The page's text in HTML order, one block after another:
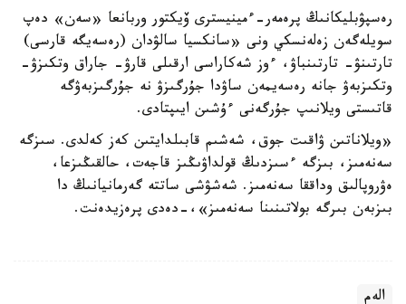
رەسپۋبليكانىڭ پرەمەر-ءمينيسترى ۆيكتور وربانعا «سەن» دەپ
سويلەگەن زەلەنسكي ونى «سانكسيا سالۋدان (رەسەيگە قارسى)
تارتىنۋ- تارتىنباۋ، ءوز شەكاراسى ارقىلى قارۋ- جاراق وتكىزۋ-
وتكىزبەۋ جانە رەسەيمەن ساۋدا جۇرگىزۋ نە جۇرگىزبەۋگە
قاتىستى ويلانىپ جۇرگەنى ءۇشىن ايىپتادى.
«ويلاناتىن ۋاقىت جوق، شەشىم قابىلدايتىن كەز كەلدى. سىزگە
سەنەمىز، بىزگە ءسىزدىڭ قولداۋىڭىز قاجەت، حالقىڭىزعا،
ەۋروپالىق وداققا سەنەمىز. شەشۋشى ساتتە گەرمانيانىڭ دا
بىزبەن بىرگە بولاتىنىنا سەنەمىز»،-دەدى پرەزيدەنت.
الەم